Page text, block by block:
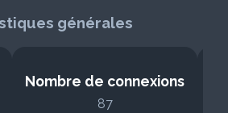
générales
Nombre de connexions
87